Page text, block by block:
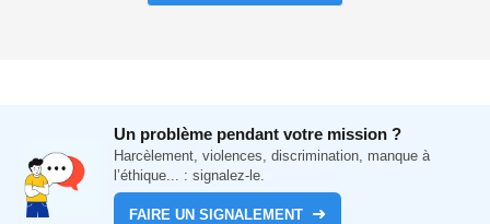
Un problème pendant votre mission ?
Harcèlement, violences, discrimination, manque à
l’éthique... : signalez-le.
FAIRE UN SIGNALEMENT